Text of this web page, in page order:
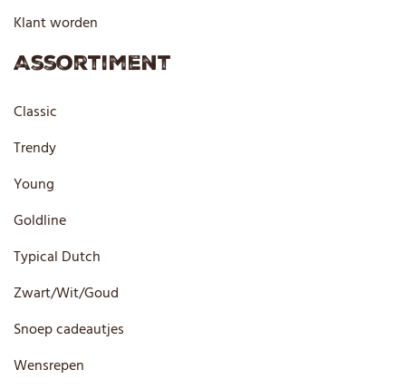
Klant worden
Assortiment
Classic
Trendy
Young
Goldline
Typical Dutch
Zwart/Wit/Goud
Snoep cadeautjes
Wensrepen